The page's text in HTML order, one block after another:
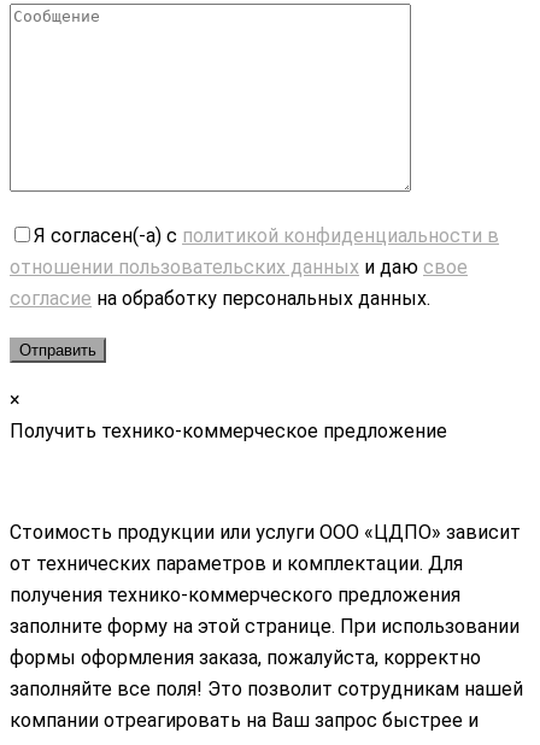
Я согласен(-а) с политикой конфиденциальности в
отношении пользовательских данных и даю свое
согласие на обработку персональных данных.
×
Получить технико-коммерческое предложение
Стоимость продукции или услуги ООО «ЦДПО» зависит
от технических параметров и комплектации. Для
получения технико-коммерческого предложения
заполните форму на этой странице. При использовании
формы оформления заказа, пожалуйста, корректно
заполняйте все поля! Это позволит сотрудникам нашей
компании отреагировать на Ваш запрос быстрее и